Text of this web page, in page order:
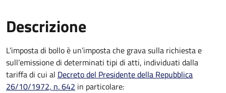
Descrizione
L’imposta di bollo è un’imposta che grava sulla richiesta e
sull’emissione di determinati tipi di atti, individuati dalla
tariffa di cui al Decreto del Presidente della Repubblica
26/10/1972, n. 642 in particolare: